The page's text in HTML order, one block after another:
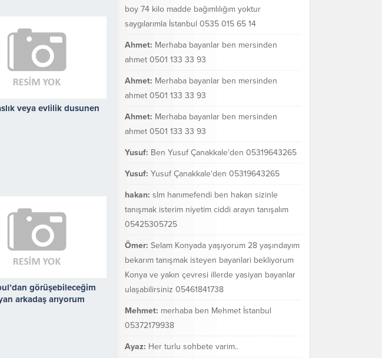
veya evlilik dusunen
görüşebileceğim
arkadaş arıyorum
boy 74 kilo madde bağımlılığım yoktur
saygılarımla İstanbul 0535 015 65 14
Ahmet: Merhaba bayanlar ben mersinden
ahmet 0501 133 33 93
Ahmet: Merhaba bayanlar ben mersinden
ahmet 0501 133 33 93
Ahmet: Merhaba bayanlar ben mersinden
ahmet 0501 133 33 93
Yusuf: Ben Yusuf Çanakkale'den 05319643265
Yusuf: Yusuf Çanakkale'den 05319643265
hakan: slm hanımefendi ben hakan sizinle
tanışmak isterim niyetim ciddi arayın tanışalım
05425305725
Ömer: Selam Konyada yaşıyorum 28 yaşındayım
bekarım tanışmak isteyen bayanlari bekliyorum
Konya ve yakın çevresi illerde yasiyan bayanlar
ulaşabilirsiniz 05461841738
Mehmet: merhaba ben Mehmet İstanbul
05372179938
Ayaz: Her turlu sohbete varim..